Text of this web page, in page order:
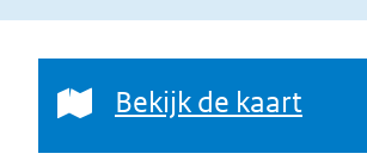
Bekijk de kaart
Bekijk de kaart